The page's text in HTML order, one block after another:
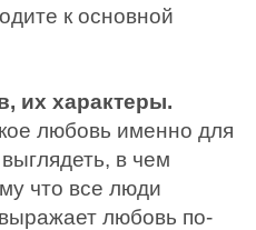
к основной
их характеры.
любовь именно для
в чем
что все люди
любовь по-